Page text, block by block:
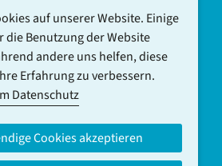
ABONNIEREN
auf unserer Website. Einige
die Benutzung der Website
andere uns helfen, diese
Erfahrung zu verbessern.
Datenschutz
Cookies akzeptieren